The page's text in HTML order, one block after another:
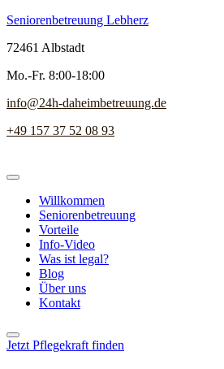
Seniorenbetreuung Lebherz
72461 Albstadt
Mo.-Fr. 8:00-18:00
info@24h-daheimbetreuung.de
+49 157 37 52 08 93
Willkommen
Seniorenbetreuung
Vorteile
Info-Video
Was ist legal?
Blog
Über uns
Kontakt
Jetzt Pflegekraft finden